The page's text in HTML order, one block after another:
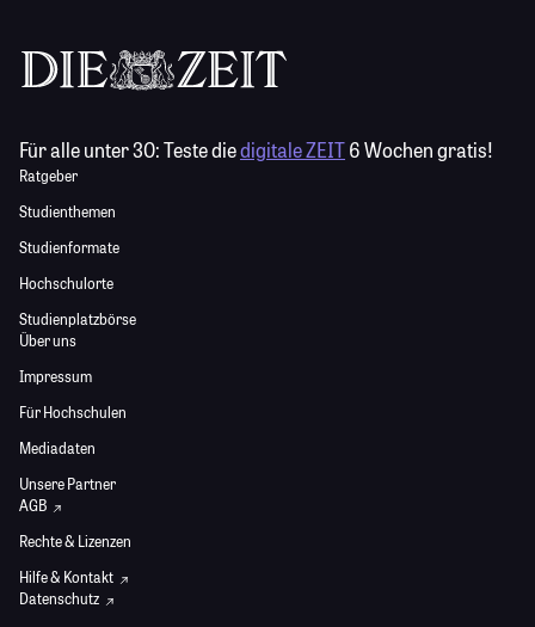
Für alle unter 30:Teste diedigitale ZEIT6 Wochen gratis!
Ratgeber
Studienthemen
Studienformate
Hochschulorte
Studienplatzbörse
Über uns
Impressum
Für Hochschulen
Mediadaten
Unsere Partner
AGB
Rechte & Lizenzen
Hilfe & Kontakt
Datenschutz